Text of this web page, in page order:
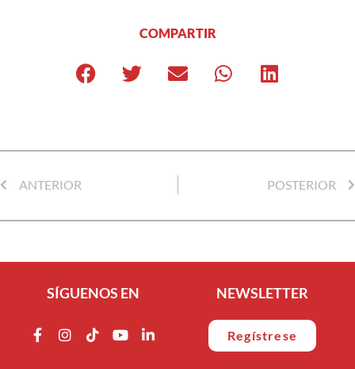
COMPARTIR
ANTERIOR POSTERIOR
SÍGUENOS EN NEWSLETTER
Regístrese